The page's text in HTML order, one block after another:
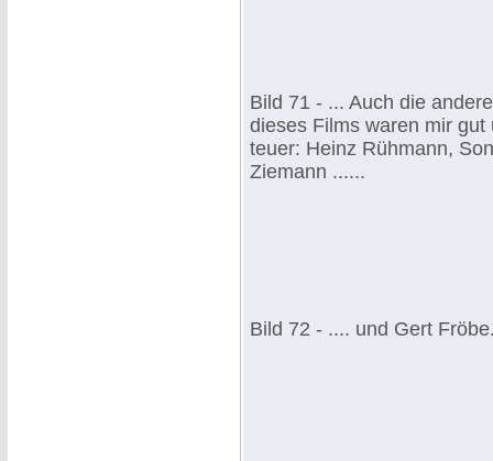
Bild 71 - ... Auch die
dieses Films waren mir gut
teuer: Heinz Rühmann,
Ziemann ......
Bild 72 - .... und Gert